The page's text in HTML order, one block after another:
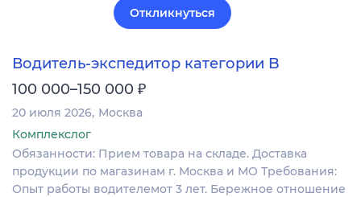
Откликнуться
Водитель-экспедитор категории B
100 000–150 000 ₽
20 июля 2026 Москва
Комплекслог
Обязанности: Прием товара на складе. Доставка
продукции по магазинам г. Москва и МО Требования:
Опыт работы водителемот 3 лет. Бережное отношение